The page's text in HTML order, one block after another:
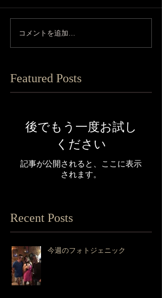
コメントを追加…
Featured Posts
後でもう一度お試し
ください
記事が公開されると、ここに表示
されます。
Recent Posts
今週のフォトジェニック